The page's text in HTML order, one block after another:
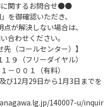
関するお問合せ●●
を御確認いただき、
が解決しない場合は、
合わせください。
（コールセンター）】
９（フリーダイヤル）
－００１（有料）
12月29日から1月3日までを
140007-u/inquir